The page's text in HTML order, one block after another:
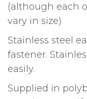
(although each
vary in size)
Stainless steel
fastener.
easily.
Supplied in